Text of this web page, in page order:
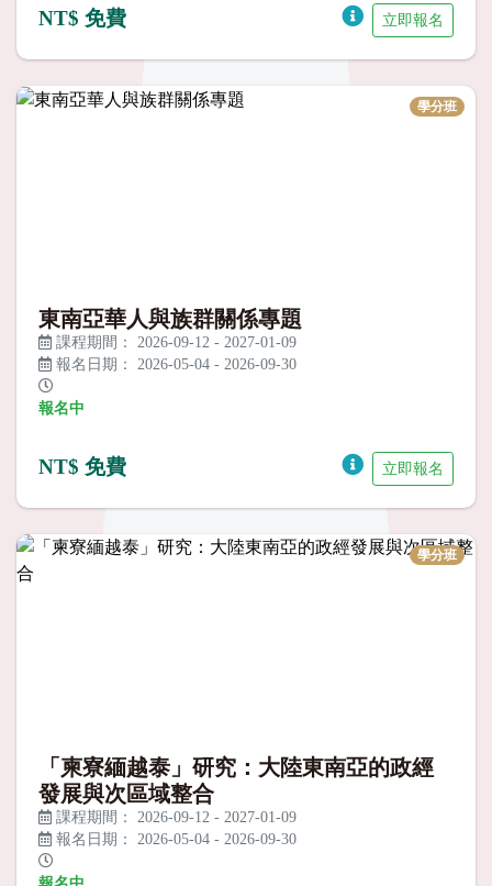
NT$ 免費 立即報名
學分班
東南亞華人與族群關係專題
課程期間： 2026-09-12 - 2027-01-09
報名日期： 2026-05-04 - 2026-09-30
報名中
NT$ 免費 立即報名
學分班
「柬寮緬越泰」研究：大陸東南亞的政經
發展與次區域整合
課程期間： 2026-09-12 - 2027-01-09
報名日期： 2026-05-04 - 2026-09-30